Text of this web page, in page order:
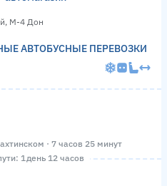
М-4 Дон
АВТОБУСНЫЕ ПЕРЕВОЗКИ
· 7 часов 25 минут
1 день 12 часов